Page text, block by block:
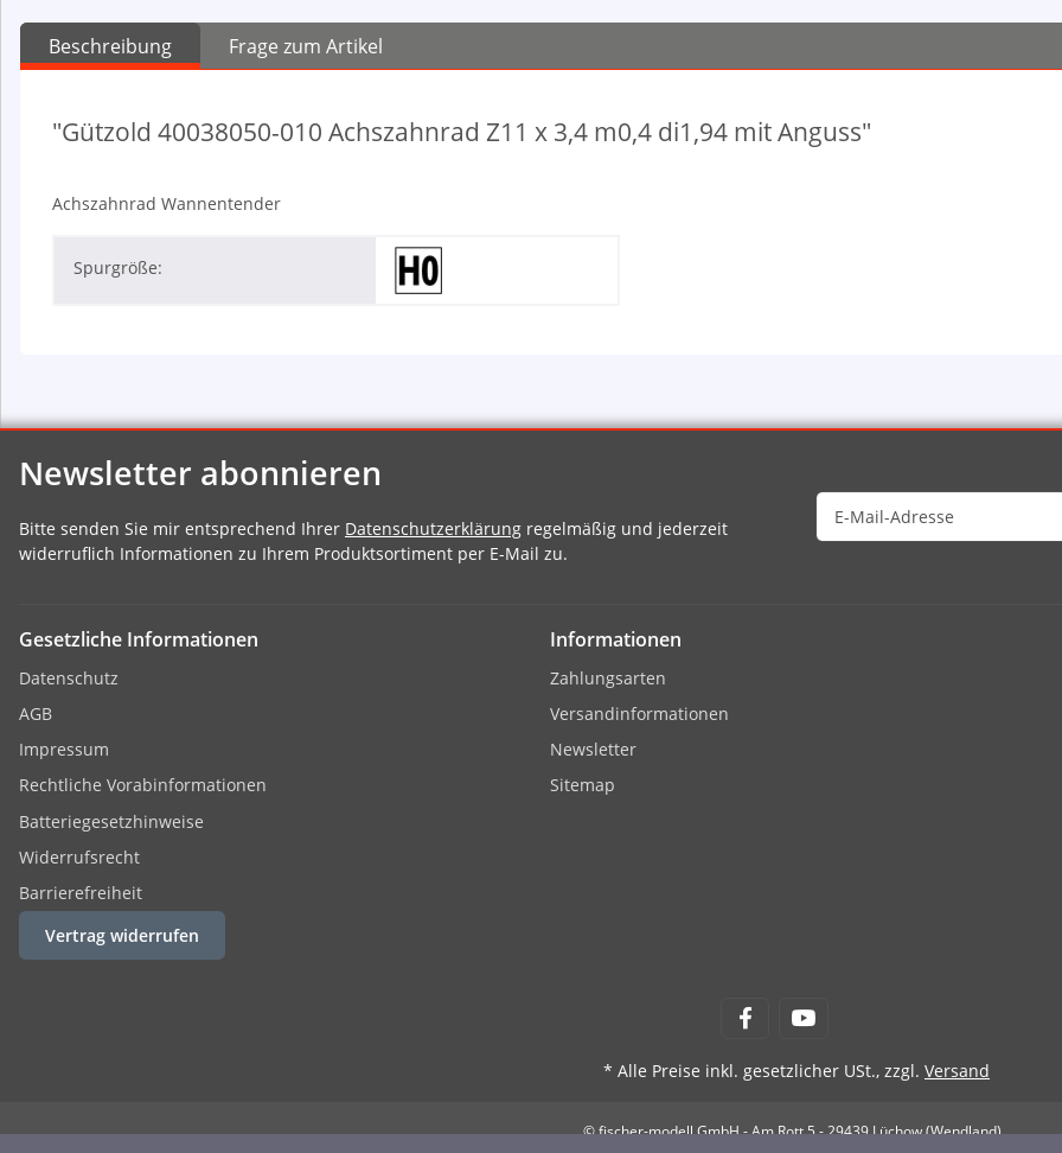
Beschreibung Frage zum Artikel
"Gützold 40038050-010 Achszahnrad Z11 x 3,4 m0,4 di1,94 mit Anguss"
Achszahnrad Wannentender
Spurgröße:
Newsletter abonnieren
Bitte senden Sie mir entsprechend Ihrer Datenschutzerklärung regelmäßig und jederzeit
widerruflich Informationen zu Ihrem Produktsortiment per E-Mail zu.
Gesetzliche Informationen
Datenschutz
AGB
Impressum
Rechtliche Vorabinformationen
Batteriegesetzhinweise
Widerrufsrecht
Barrierefreiheit
Informationen
Zahlungsarten
Versandinformationen
Newsletter
Sitemap
Vertrag widerrufen
* Alle Preise inkl. gesetzlicher USt., zzgl. Versand
© fischer-modell GmbH - Am Rott 5 - 29439 Lüchow (Wendland)